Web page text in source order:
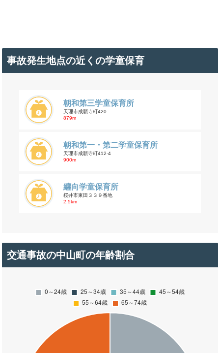
事故発生地点の近くの学童保育
朝和第三学童保育所
天理市成願寺町420
879m
朝和第一・第二学童保育所
天理市成願寺町412-4
900m
纒向学童保育所
桜井市東田３３９番地
2.5km
交通事故の中山町の年齢割合